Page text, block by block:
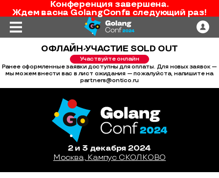
Конференция завершена.
Ждем васна GolangConfв следующий раз!
ОФЛАЙН-УЧАСТИЕ SOLD OUT
Участвуйте онлайн
Ранее оформленные заявки доступны для оплаты. Для новых заявок —
мы можем внести вас в лист ожидания — пожалуйста, напишите на
partners@ontico.ru
2 и 3 декабря 2024
Москва, Кампус СКОЛКОВО